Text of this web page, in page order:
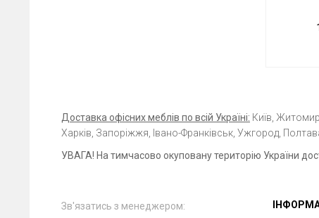
Доставка офісних меблів по всій Україні: Київ,
Харків, Запоріжжя, Івано-Франківськ, Ужгород,
УВАГА! На тимчасово окуповану територію України
Зв'язатись з менеджером: